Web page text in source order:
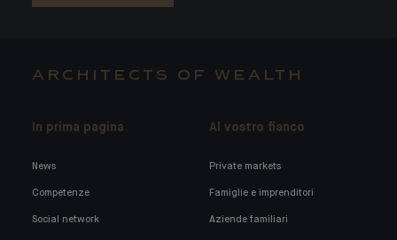
ARCHITECTS OF WEALTH
In prima pagina
News
Competenze
Social network
Al vostro fianco
Private markets
Famiglie e imprenditori
Aziende familiari